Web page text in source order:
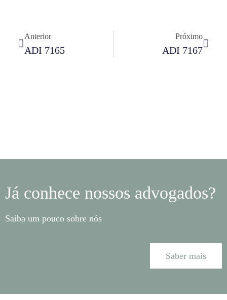
Anterior
ADI 7165
Próximo
ADI 7167
Já conhece nossos advogados?
Saiba um pouco sobre nós
Saber mais